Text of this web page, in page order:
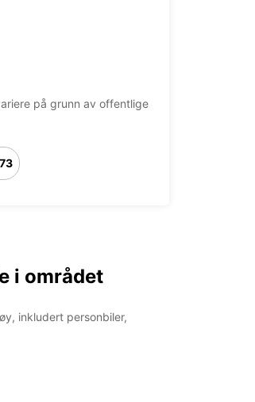
på grunn av offentlige
i området
inkludert personbiler,